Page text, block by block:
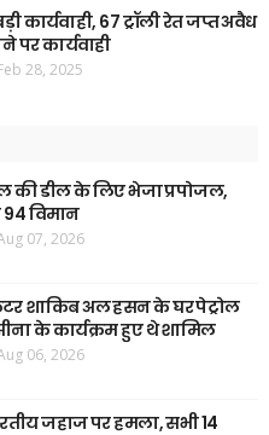
कार्यवाही, 67 ट्रॉली रेत जप्त अवैध
पर कार्यवाही
28, 2025
की डील के लिए भेजा प्रपोजल,
विमान
07, 2026
शाकिब अल हसन के घर पेट्रोल
के कार्यक्रम हुए थे शामिल
06, 2026
जहाज पर हमला, सभी 14